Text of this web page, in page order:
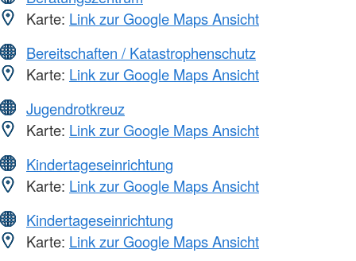
Karte: Link zur Google Maps Ansicht
Bereitschaften / Katastrophenschutz
Karte: Link zur Google Maps Ansicht
Jugendrotkreuz
Karte: Link zur Google Maps Ansicht
Kindertageseinrichtung
Karte: Link zur Google Maps Ansicht
Kindertageseinrichtung
Karte: Link zur Google Maps Ansicht